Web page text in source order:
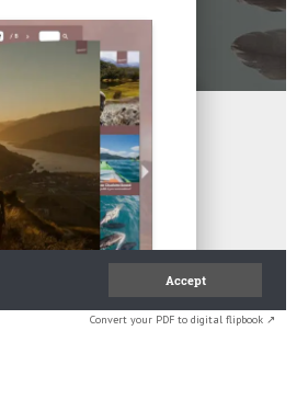
Convert your PDF to digital flipbook ↗